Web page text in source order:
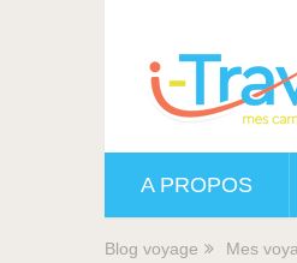
A PROPOS
Blog voyage Mes